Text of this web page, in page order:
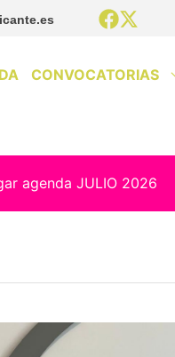
CONVOCATORIAS
agenda JULIO 2026